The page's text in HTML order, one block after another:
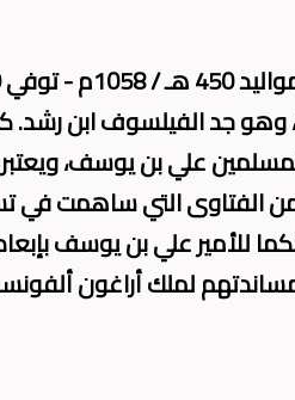
بقرطبة، وهو جد الفيلسوف ابن
علي بن يوسف،
من الفتاوى التي ساهمت في
/ 1126م استخلص فيها حكما للأمير علي بن
لملك أراغون